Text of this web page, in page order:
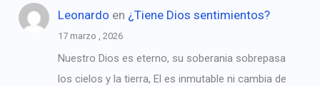
Leonardo en ¿Tiene Dios sentimientos?
17 marzo , 2026
Nuestro Dios es eterno, su soberania sobrepasa
los cielos y la tierra, El es inmutable ni cambia de